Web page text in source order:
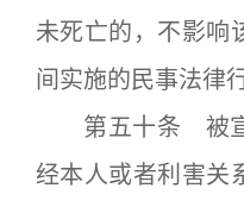
未死亡的，不影响
间实施的民事法律
第五十条 被宣
经本人或者利害关